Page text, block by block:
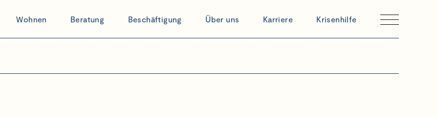
Wohnen Beratung Beschäftigung Über uns Karriere Krisenhilfe